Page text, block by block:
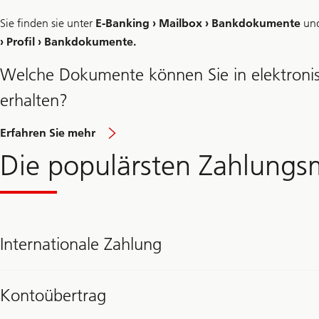
Sie finden sie unter E-Banking › Mailbox › Bankdokumente
› Profil › Bankdokumente.
Welche Dokumente können Sie in
erhalten?
Erfahren Sie mehr
Die populärsten
Internationale Zahlung
Kontoübertrag